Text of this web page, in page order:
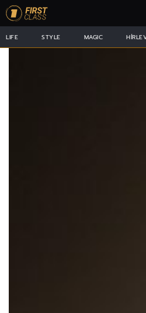
LIFE STYLE MAGIC